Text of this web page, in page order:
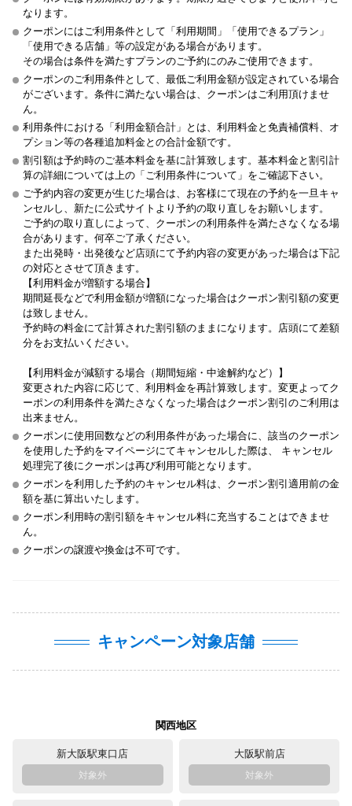
なります。
クーポンにはご利用条件として「利用期間」「使用できるプラン」
「使用できる店舗」等の設定がある場合があります。
その場合は条件を満たすプランのご予約にのみご使用できます。
クーポンのご利用条件として、最低ご利用金額が設定されている場合
がございます。条件に満たない場合は、クーポンはご利用頂けませ
ん。
利用条件における「利用金額合計」とは、利用料金と免責補償料、オ
プション等の各種追加料金との合計金額です。
割引額は予約時のご基本料金を基に計算致します。基本料金と割引計
算の詳細については上の「ご利用条件について」をご確認下さい。
ご予約内容の変更が生じた場合は、お客様にて現在の予約を一旦キャ
ンセルし、新たに公式サイトより予約の取り直しをお願いします。
ご予約の取り直しによって、クーポンの利用条件を満たさなくなる場
合があります。何卒ご了承ください。
また出発時・出発後など店頭にて予約内容の変更があった場合は下記
の対応とさせて頂きます。
【利用料金が増額する場合】
期間延長などで利用金額が増額になった場合はクーポン割引額の変更
は致しません。
予約時の料金にて計算された割引額のままになります。店頭にて差額
分をお支払いください。
【利用料金が減額する場合（期間短縮・中途解約など）】
変更された内容に応じて、利用料金を再計算致します。変更よってク
ーポンの利用条件を満たさなくなった場合はクーポン割引のご利用は
出来ません。
クーポンに使用回数などの利用条件があった場合に、該当のクーポン
を使用した予約をマイページにてキャンセルした際は、 キャンセル
処理完了後にクーポンは再び利用可能となります。
クーポンを利用した予約のキャンセル料は、クーポン割引適用前の金
額を基に算出いたします。
クーポン利用時の割引額をキャンセル料に充当することはできませ
ん。
クーポンの譲渡や換金は不可です。
キャンペーン対象店舗
関西地区
新大阪駅東口店 大阪駅前店